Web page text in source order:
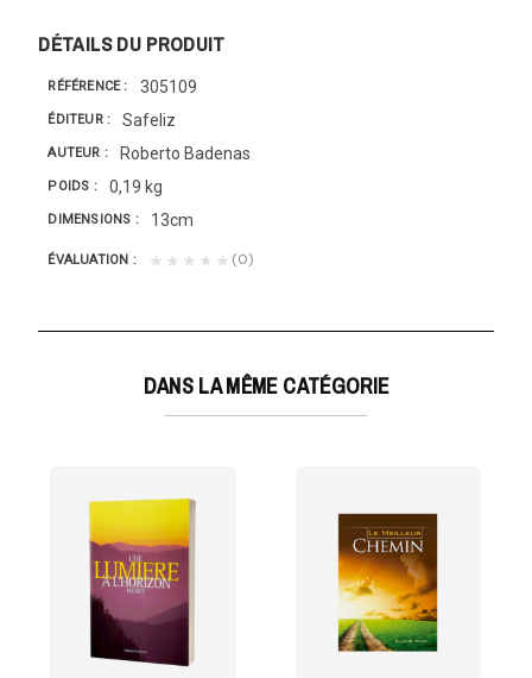
DÉTAILS DU PRODUIT
RÉFÉRENCE 305109
ÉDITEUR Safeliz
AUTEUR Roberto Badenas
POIDS 0,19 kg
DIMENSIONS 13cm
ÉVALUATION ★★★★★ (0)
DANS LA MÊME CATÉGORIE